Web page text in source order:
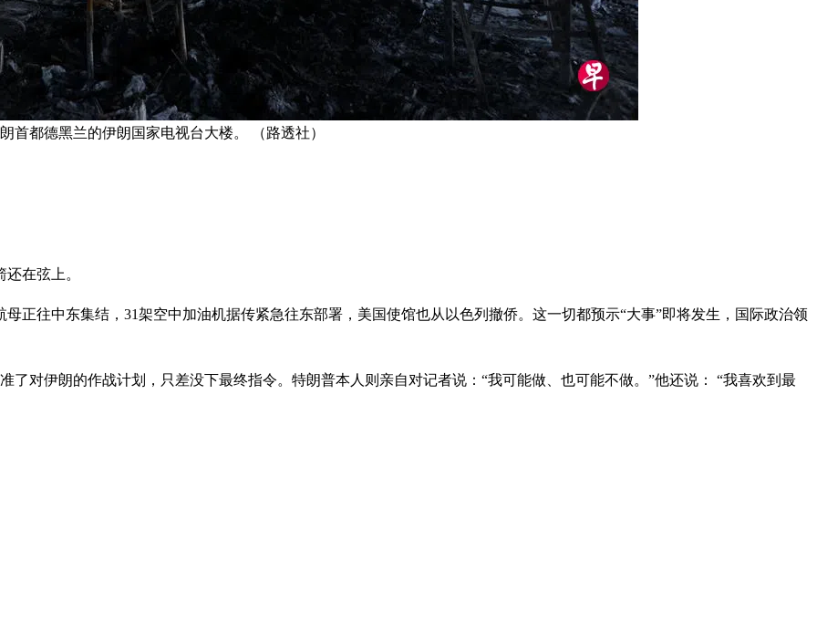
首都德黑兰的伊朗国家电视台大楼。 （路透社）
在弦上。
正往中东集结，31架空中加油机据传紧急往东部署，美国使馆也从以色列撤侨。这一切都预示“大事”即将发生，国际政治领
了对伊朗的作战计划，只差没下最终指令。特朗普本人则亲自对记者说：“我可能做、也可能不做。”他还说： “我喜欢到最